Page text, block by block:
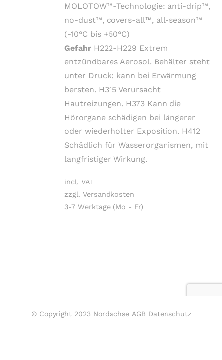
MOLOTOW™-Technologie: anti-drip™,
no-dust™, covers-all™, all-season™
(-10°C bis +50°C)
Gefahr H222-H229 Extrem
entzündbares Aerosol. Behälter steht
unter Druck: kann bei Erwärmung
bersten. H315 Verursacht
Hautreizungen. H373 Kann die
Hörorgane schädigen bei längerer
oder wiederholter Exposition. H412
Schädlich für Wasserorganismen, mit
langfristiger Wirkung.
incl. VAT
zzgl. Versandkosten
3-7 Werktage (Mo - Fr)
© Copyright 2023 Nordachse AGB Datenschutz